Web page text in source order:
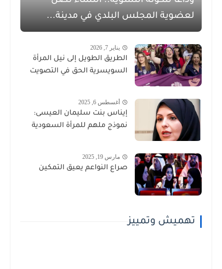
لعضوية المجلس البلدي في مدينة...
يناير 7, 2026
الطريق الطويل إلى نيل المرأة
السويسرية الحق في التصويت
أغسطس 6, 2025
إيناس بنت سليمان العيسى:
نموذج ملهم للمرأة السعودية
مارس 19, 2025
صراع النواعم يعيق التمكين
تهميش وتمييز